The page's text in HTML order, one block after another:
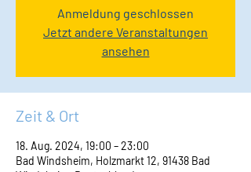
Anmeldung geschlossen
Jetzt andere Veranstaltungen
ansehen
Zeit & Ort
18. Aug. 2024, 19:00 – 23:00
Bad Windsheim, Holzmarkt 12, 91438 Bad